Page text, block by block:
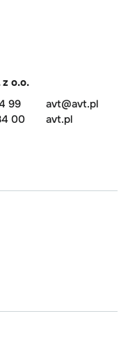
o.o.
99
00
avt@avt.pl
avt.pl